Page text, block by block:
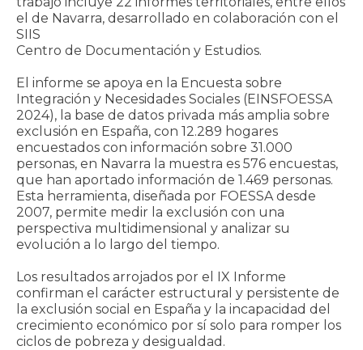
el de Navarra, desarrollado en colaboración con el
SIIS
Centro de Documentación y Estudios.
El informe se apoya en la Encuesta sobre
Integración y Necesidades Sociales (EINSFOESSA
2024), la base de datos privada más amplia sobre
exclusión en España, con 12.289 hogares
encuestados con información sobre 31.000
personas, en Navarra la muestra es 576 encuestas,
que han aportado información de 1.469 personas.
Esta herramienta, diseñada por FOESSA desde
2007, permite medir la exclusión con una
perspectiva multidimensional y analizar su
evolución a lo largo del tiempo.
Los resultados arrojados por el IX Informe
confirman el carácter estructural y persistente de
la exclusión social en España y la incapacidad del
crecimiento económico por sí solo para romper los
ciclos de pobreza y desigualdad.